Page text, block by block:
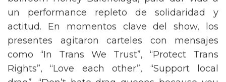
ballroom Honey Balenciaga, para dar vida a
un performance repleto de solidaridad y
actitud. En momentos clave del show, los
presentes agitaron carteles con mensajes
como “In Trans We Trust”, “Protect Trans
Rights”, “Love each other”, “Support local